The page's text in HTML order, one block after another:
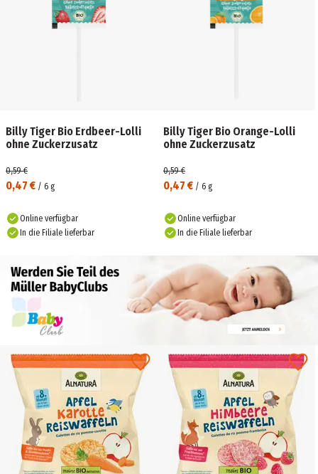
Billy Tiger Bio Erdbeer-Lolli
ohne Zuckerzusatz
0,47 € / 6 g
0,59 €
Online verfügbar
In die Filiale lieferbar
Billy Tiger Bio Orange-Lolli
ohne Zuckerzusatz
0,47 € / 6 g
0,59 €
Online verfügbar
In die Filiale lieferbar